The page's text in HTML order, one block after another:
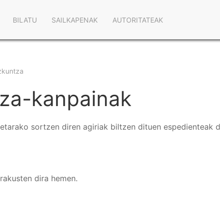
BILATU SAILKAPENAK AUTORITATEAK
kanpainak
sortzen diren agiriak biltzen dituen espedienteak
dira hemen.